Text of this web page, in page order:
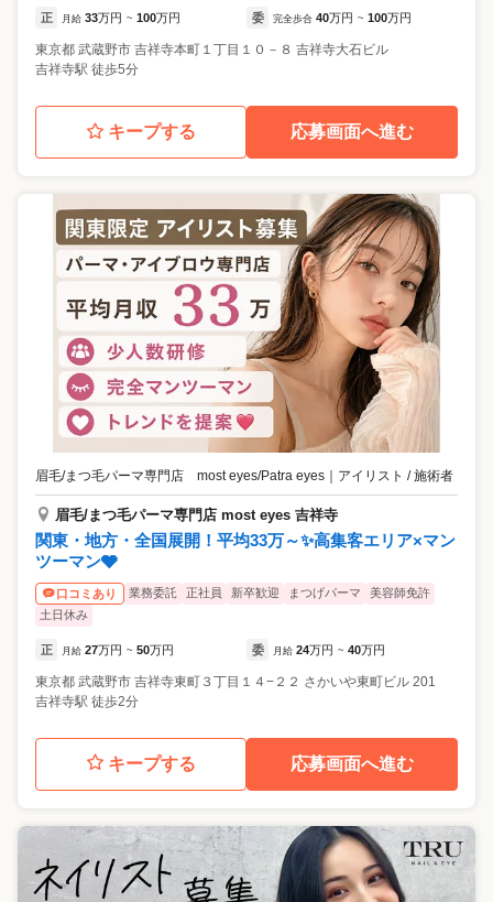
正 月給 33万円 ~ 100万円 委 完全歩合 40万円 ~ 100万円
東京都 武蔵野市 吉祥寺本町１丁目１０－８ 吉祥寺大石ビル
吉祥寺駅 徒歩5分
キープする 応募画面へ進む
眉毛/まつ毛パーマ専門店 most eyes/Patra eyes ｜ アイリスト / 施術者
眉毛/まつ毛パーマ専門店 most eyes 吉祥寺
関東・地方・全国展開！平均33万～✨高集客エリア×マン
ツーマン🩶
口コミあり 業務委託 正社員 新卒歓迎 まつげパーマ
美容師免許
土日休み
正 月給 27万円 ~ 50万円 委 月給 24万円 ~ 40万円
東京都 武蔵野市 吉祥寺東町３丁目１４−２２ さかいや東町ビル 201
吉祥寺駅 徒歩2分
キープする 応募画面へ進む